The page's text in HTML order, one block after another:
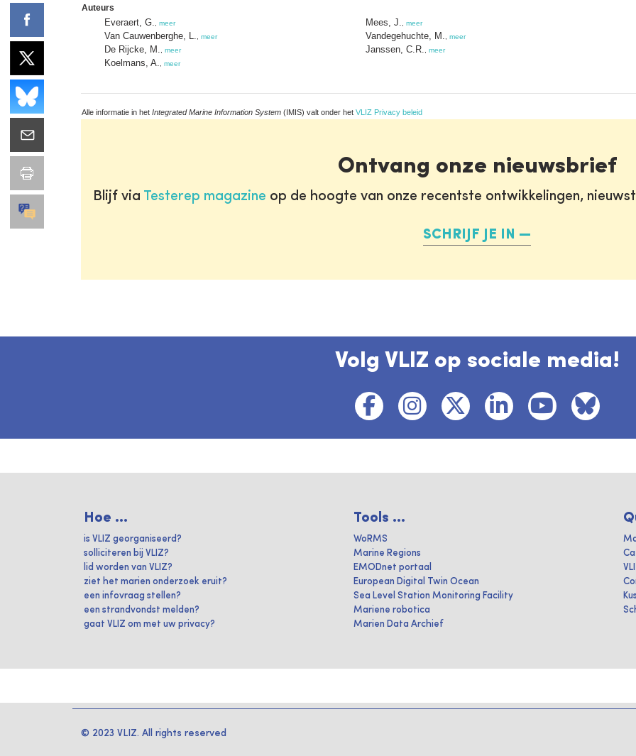
Auteurs
Everaert, G. meer
Van Cauwenberghe, L. meer
De Rijcke, M. meer
Koelmans, A. meer
Mees, J. meer
Vandegehuchte, M. meer
Janssen, C.R. meer
Alle informatie in het Integrated Marine Information System (IMIS) valt onder het VLIZ Privacy beleid
Ontvang onze nieuwsbrief
Blijf via Testerep magazine op de hoogte van onze recentste ontwikkelingen,
SCHRIJF JE IN
Volg VLIZ op sociale media!
Hoe ...
is VLIZ georganiseerd?
solliciteren bij VLIZ?
lid worden van VLIZ?
ziet het marien onderzoek eruit?
een infovraag stellen?
een strandvondst melden?
gaat VLIZ om met uw privacy?
Tools ...
WoRMS
Marine Regions
EMODnet portaal
European Digital Twin Ocean
Sea Level Station Monitoring Facility
Mariene robotica
Marien Data Archief
© 2023 VLIZ. All rights reserved